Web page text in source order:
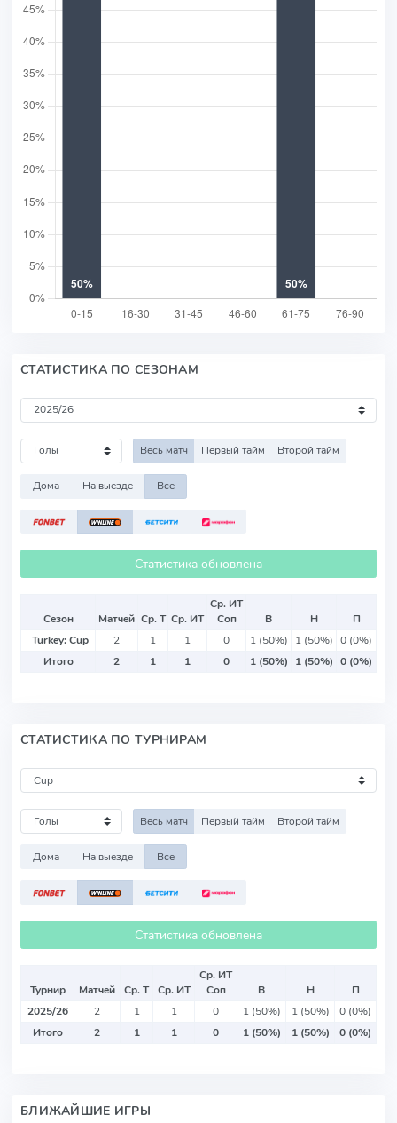
СТАТИСТИКА ПО СЕЗОНАМ
Весь матч Первый тайм Второй тайм
Дома На выезде Все
Статистика обновлена
Сезон Матчей Ср. Т Ср. ИТ
Ср. ИТ
Соп
В Н
П
Turkey: Cup
2 1 1 0 1 (50%) 1 (50%) 0 (0%)
Итого
2 1 1 0 1 (50%) 1 (50%) 0 (0%)
СТАТИСТИКА ПО ТУРНИРАМ
Весь матч Первый тайм Второй тайм
Дома На выезде Все
Статистика обновлена
Турнир Матчей Ср. Т Ср. ИТ
Ср. ИТ
Соп
В Н
П
2025/26
2 1 1 0 1 (50%) 1 (50%)
0 (0%)
Итого
2 1 1 0 1 (50%) 1 (50%) 0 (0%)
БЛИЖАЙШИЕ ИГРЫ